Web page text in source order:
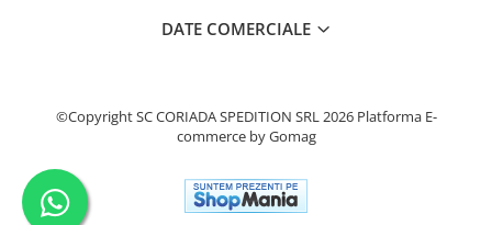
DATE COMERCIALE
©Copyright SC CORIADA SPEDITION SRL 2026 Platforma E-
commerce by Gomag